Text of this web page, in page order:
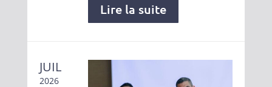
Lire la suite
JUIL
2026